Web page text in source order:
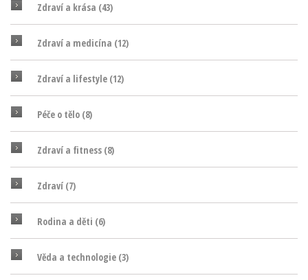
Zdraví a krása (43)
Zdraví a medicína (12)
Zdraví a lifestyle (12)
Péče o tělo (8)
Zdraví a fitness (8)
Zdraví (7)
Rodina a děti (6)
Věda a technologie (3)